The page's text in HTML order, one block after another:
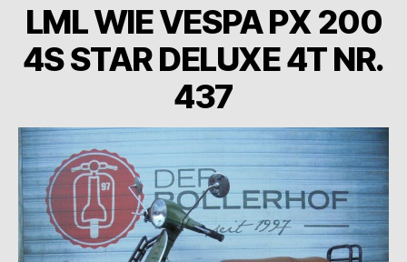
LML WIE VESPA PX 200
4S STAR DELUXE 4T NR.
437